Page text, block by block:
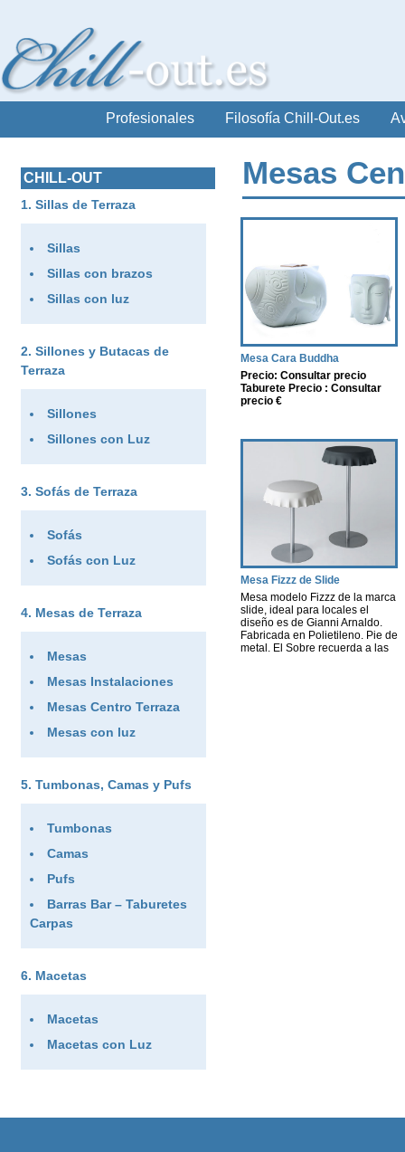
Profesionales Filosofía Chill-Out.es
Mesas
Mesa Cara Buddha
Precio: Consultar precio
Taburete Precio : Consultar
precio €
Mesa Fizzz de Slide
Mesa modelo Fizzz de la marca
slide, ideal para locales el
diseño es de Gianni Arnaldo.
Fabricada en Polietileno. Pie de
metal. El Sobre recuerda a las
CHILL-OUT
Sillas de Terraza
Sillas
Sillas con brazos
Sillas con luz
Sillones y Butacas de
Terraza
Sillones
Sillones con Luz
Sofás de Terraza
Sofás
Sofás con Luz
Mesas de Terraza
Mesas
Mesas Instalaciones
Mesas Centro Terraza
Mesas con luz
Tumbonas, Camas y Pufs
Tumbonas
Camas
Pufs
Barras Bar – Taburetes
Carpas
Macetas
Macetas
Macetas con Luz